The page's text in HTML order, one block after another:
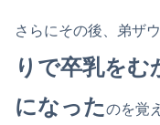
さらにその後、弟ザ
りで卒乳をむ
になったのを覚